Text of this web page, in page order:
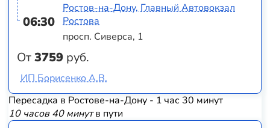
06:30
От3759 руб.
Ростов-на-Дону, Главный Автовокзал
Ростова
просп. Сиверса, 1
ИП Борисенко А.В.
Пересадка в Ростове-на-Дону - 1 час 30 минут
10 часов 40 минутв пути